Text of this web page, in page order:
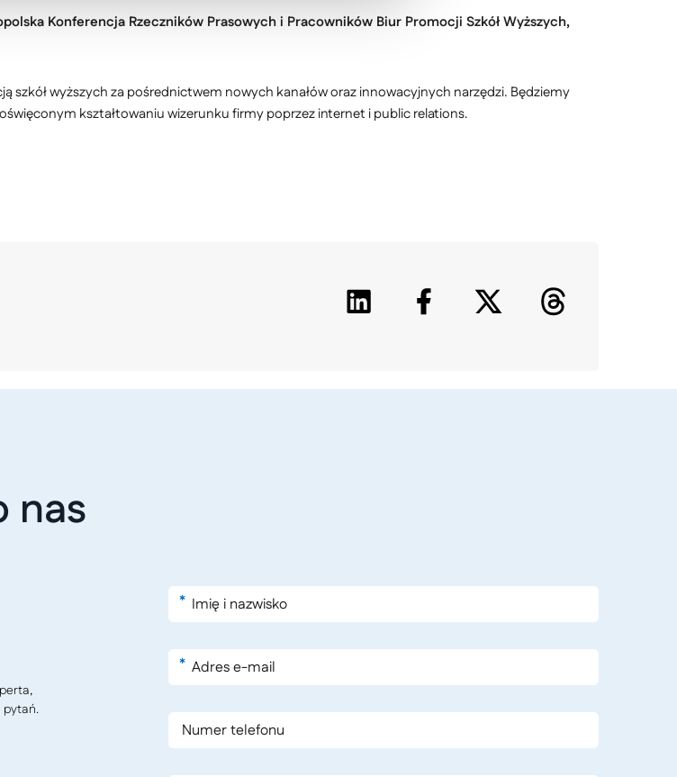
Konferencja Rzeczników Prasowych i Pracowników Biur Promocji Szkół Wyższych,
wyższych za pośrednictwem nowych kanałów oraz innowacyjnych narzędzi. Będziemy
kształtowaniu wizerunku firmy poprzez internet i public relations.
nas
pytań.
*
*